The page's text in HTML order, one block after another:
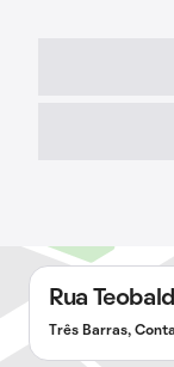
Rua
Três Barras,